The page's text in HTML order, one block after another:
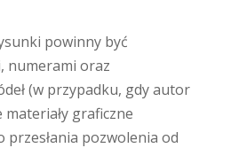
powinny być
numerami oraz
(w przypadku, gdy autor
graficzne
przesłania pozwolenia od